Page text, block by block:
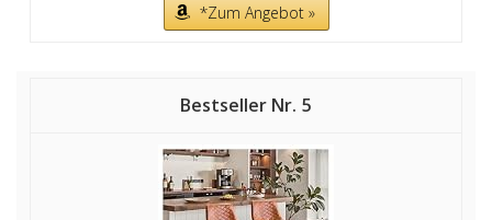
*Zum Angebot »
5